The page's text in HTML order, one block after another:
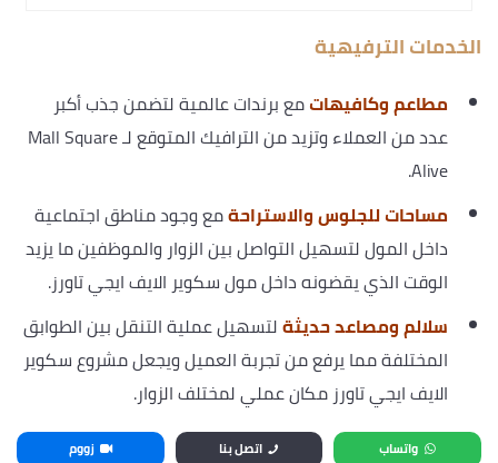
الخدمات الترفيهية
مطاعم وكافيهاتمع برندات عالمية لتضمن جذب أكبر
عدد من العملاء وتزيد من الترافيك المتوقع لـ Mall Square
Alive.
مساحات للجلوس والاستراحةمع وجود مناطق اجتماعية
داخل المول لتسهيل التواصل بين الزوار والموظفين ما يزيد
الوقت الذي يقضونه داخل مول سكوير الايف ايجي تاورز.
سلالم ومصاعد حديثةلتسهيل عملية التنقل بين الطوابق
المختلفة مما يرفع من تجربة العميل ويجعل مشروع سكوير
الايف ايجي تاورز مكان عملي لمختلف الزوار.
واتساب اتصل بنا زووم